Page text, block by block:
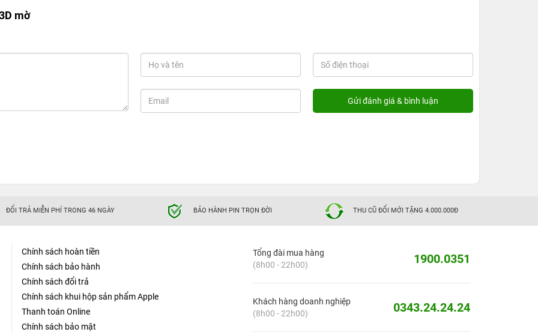
mờ
ĐỔI TRẢ MIỄN PHÍ TRONG 46 NGÀY BẢO HÀNH PIN TRỌN ĐỜI THU CŨ ĐỔI MỚI TẶNG 4.000.000Đ
Chính sách hoàn tiền
Chính sách bảo hành
Chính sách đổi trả
Chính sách khui hộp sản phẩm Apple
Thanh toán Online
Chính sách bảo mật
Tổng đài mua hàng
(8h00 - 22h00)
1900.0351
Khách hàng doanh nghiệp
(8h00 - 22h00)
0343.24.24.24